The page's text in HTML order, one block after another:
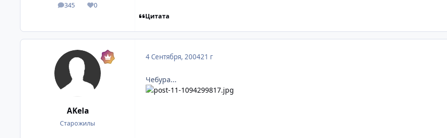
345
посты 0
Репутация
Цитата
AKela
Старожилы
4 Сентября, 200421 г
Чебура...